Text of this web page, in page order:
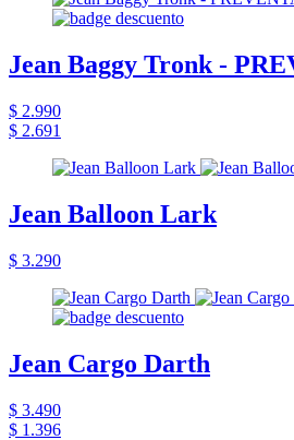
Jean Baggy Tronk -
$ 2.990
$ 2.691
Jean Balloon Lark
$ 3.290
Jean Cargo Darth
$ 3.490
$ 1.396